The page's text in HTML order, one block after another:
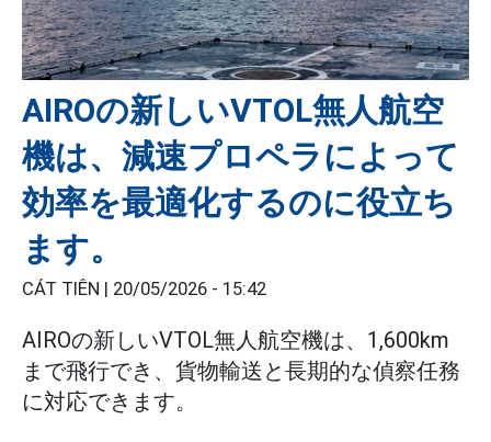
AIROの新しいVTOL無人航空
機は、減速プロペラによって
効率を最適化するのに役立ち
ます。
CÁT TIÊN | 20/05/2026 - 15:42
AIROの新しいVTOL無人航空機は、1,600km
まで飛行でき、貨物輸送と長期的な偵察任務
に対応できます。